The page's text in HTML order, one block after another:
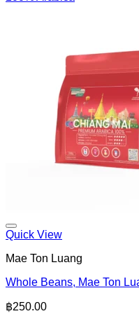
Quick View
Mae Ton Luang
Whole Beans, Mae Ton
฿250.00